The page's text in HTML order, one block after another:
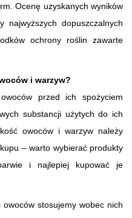
Ocenę uzyskanych wyników
dopuszczalnych
ochrony roślin zawarte
i warzyw?
przed ich spożyciem
substancji użytych do ich
owoców i warzyw należy
– warto wybierać produkty
i najlepiej kupować je
stosujemy wobec nich